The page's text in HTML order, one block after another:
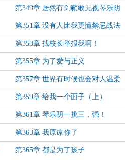
第349章 居然有剑鞘敢无视琴乐阴
第351章 没有人比我更懂禁忌战法
第353章 找校长举报我啊！
第355章 为了爱与正义
第357章 世界有时候也会对人温柔
第359章 给我一个面子（上）
第361章 琴乐阴一挑三，强！
第363章 我原谅你了
第365章 都是为了孩子